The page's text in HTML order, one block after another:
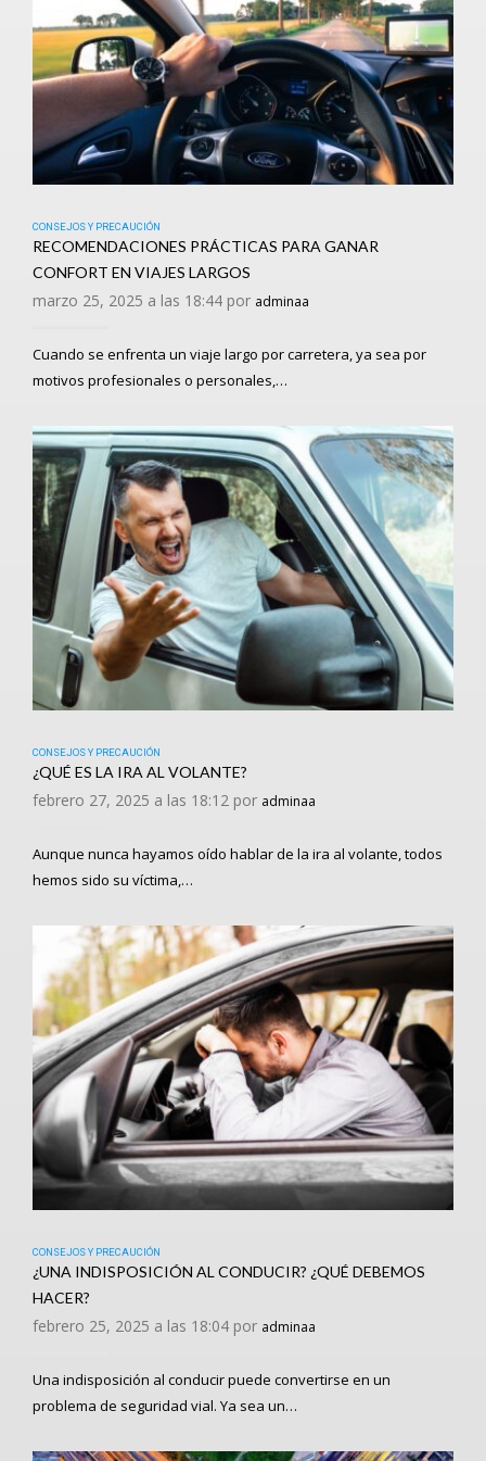
CONSEJOS Y PRECAUCIÓN
RECOMENDACIONES PRÁCTICAS PARA GANAR
CONFORT EN VIAJES LARGOS
marzo 25, 2025 a las 18:44 por adminaa
Cuando se enfrenta un viaje largo por carretera, ya sea por
motivos profesionales o personales,…
CONSEJOS Y PRECAUCIÓN
¿QUÉ ES LA IRA AL VOLANTE?
febrero 27, 2025 a las 18:12 por adminaa
Aunque nunca hayamos oído hablar de la ira al volante, todos
hemos sido su víctima,…
CONSEJOS Y PRECAUCIÓN
¿UNA INDISPOSICIÓN AL CONDUCIR? ¿QUÉ DEBEMOS
HACER?
febrero 25, 2025 a las 18:04 por adminaa
Una indisposición al conducir puede convertirse en un
problema de seguridad vial. Ya sea un…